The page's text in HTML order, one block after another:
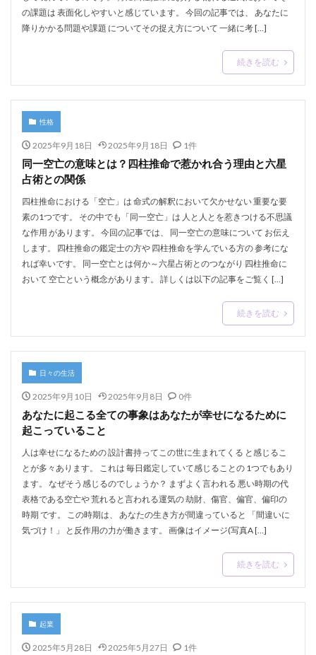
の課題は 表面化しやすいと感じています。 今回の記事では、 あなたに
降りかかる問題や課題 についてその捉え方について 一緒に考 […]
続きを読む
性格
2025年9月18日 2025年9月18日 1件
同一空亡の意味とは？四柱推命で惹かれ合う理由と六星
占術との関係
四柱推命における「空亡」は 命式の解釈において欠かせない 重要な要
素の1つです。 その中でも「同一空亡」は 人と人とを惹きつける不思議
な作用 があります。 今回の記事では、 同一空亡の意味について お伝え
します。 四柱推命の鑑定士の方や 四柱推命を学んでいる方の 参考にな
れば幸いです。 同一空亡とは何か～六星占術とのつながり 四柱推命に
おいて 空亡という概念があります。 詳しくは以下の記事をご覧く […]
続きを読む
日々の生活
2025年9月10日 2025年9月8日 0件
あなたに起こる全ての事象はあなたが幸せになるために
起こっていること
人は幸せになるための 設計書持ってこの世に生まれてくる と感じるこ
とが多々あります。 これは 毎日鑑定していて感じることの 1つでもあり
ます。 なぜそう感じるのでしょうか？ まずよく言われる 悪い時期の代
表格である空亡や 荒れると言われる運気の 劫財、傷官、偏官、偏印の
時期 です。 この時期は、 あなたの生き方が間違っていると 「間違いに
気づけ！」 と反作用の力が働きます。 画像はイメージ(写真A […]
続きを読む
起業
2025年5月28日 2025年5月27日 1件